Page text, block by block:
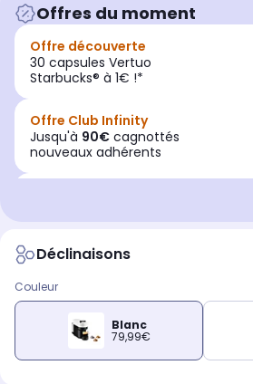
Offres du moment
Offre découverte
30 capsules Vertuo
Starbucks® à 1€ !*
Offre Club Infinity
Jusqu'à 90€ cagnottés
nouveaux adhérents
opération reprise
Déclinaisons
Couleur
Blanc
79,99€